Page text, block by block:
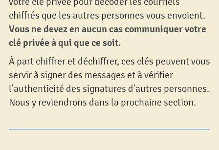
chiffrés que les autres personnes vous envoient.
Vous ne devez en aucun cas communiquer votre
clé privée à qui que ce soit.
À part chiffrer et déchiffrer, ces clés peuvent vous
servir à signer des messages et à vérifier
l'authenticité des signatures d'autres personnes.
Nous y reviendrons dans la prochaine section.